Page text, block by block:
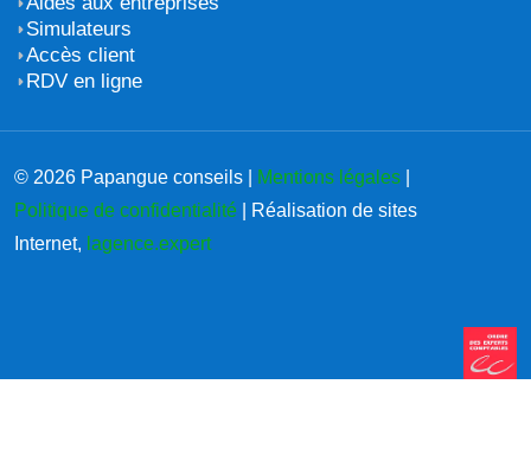
Simulateurs
Accès client
RDV en ligne
© 2026 Papangue conseils | Mentions légales
Politique de confidentialité | Réalisation de sites
Internet, lagence.expert